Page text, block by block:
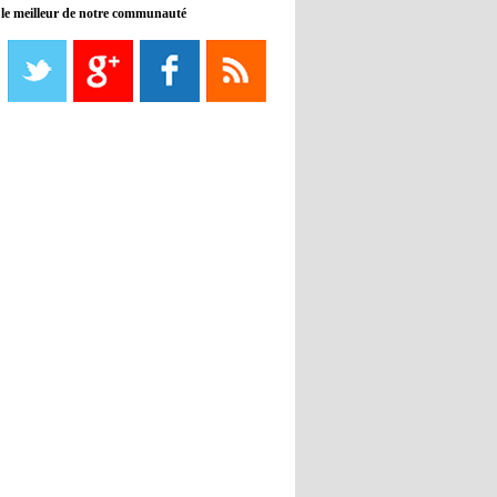
08:21 - 2022/11/08
Liverpool mis en vente par son
propriétaire
meilleur de notre communauté